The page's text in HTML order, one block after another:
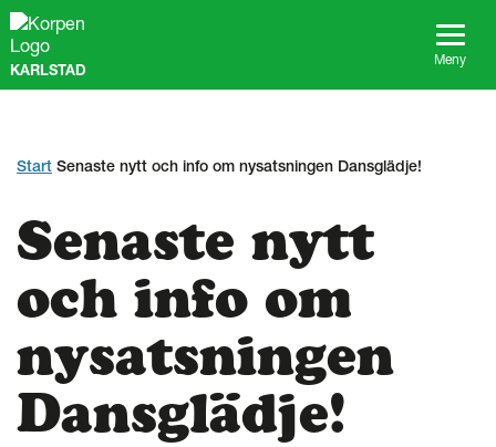
G
KARLSTAD
Meny
Start Senaste nytt och info om nysatsningen Dansglädje!
Senaste nytt
och info om
nysatsningen
Dansglädje!